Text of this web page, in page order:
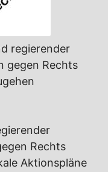
regierender
gegen Rechts
Rechts
Aktionspläne